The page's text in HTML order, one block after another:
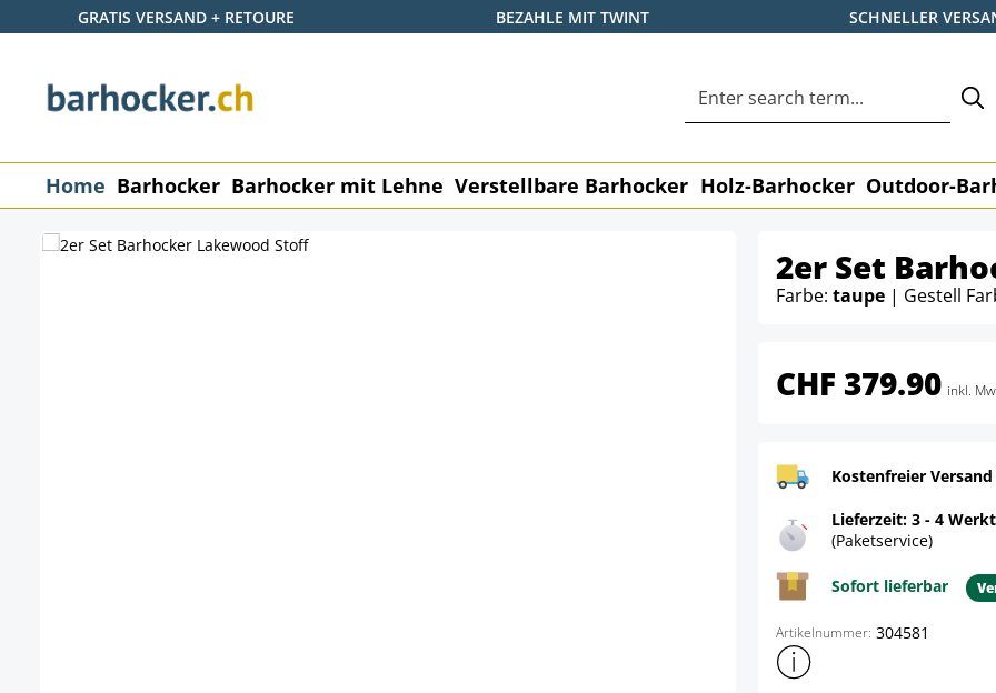
Hauptinhalt springen
Zur Suche springen
Zur Hauptnavigation springen
GRATIS VERSAND + RETOURE BEZAHLE MIT TWINT SCHNELLER
Home Barhocker Barhocker mit Lehne Verstellbare Barhocker Holz-Barhocker Outdoor-
2er Set
Farbe: taupe | Gestell
CHF 379.90 inkl.
Kostenfreier
Lieferzeit: 3 - 4
(Paketservice)
Sofort lieferbar
Artikelnummer: 304581
Weitere